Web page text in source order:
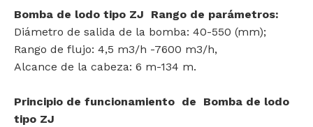
Bomba de lodo tipo ZJ Rango de parámetros:
Diámetro de salida de la bomba: 40-550 (mm);
Rango de flujo: 4,5 m3/h -7600 m3/h,
Alcance de la cabeza: 6 m-134 m.
Principio de funcionamiento de Bomba de lodo
tipo ZJ